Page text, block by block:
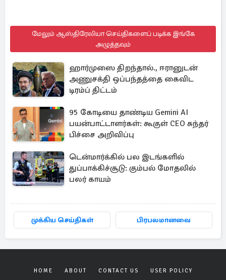
மேலும் ஆஸ்திரேலியா செய்திகளைப் படிக்க இங்கே
அழுத்தவும்
ஹார்முஸை திறந்தால்., ஈரானுடன்
அணுசக்தி ஒப்பந்தத்தை கைவிட
டிரம்ப் திட்டம்
95 கோடியை தாண்டிய Gemini AI
பயன்பாட்டாளர்கள்: கூகுள் CEO சுந்தர்
பிச்சை அறிவிப்பு
டென்மார்க்கில் பல இடங்களில்
துப்பாக்கிச்சூடு: கும்பல் மோதலில்
பலர் காயம்
முக்கிய செய்திகள் பிரபலமானவை
HOME ABOUT CONTACT US USER POLICY